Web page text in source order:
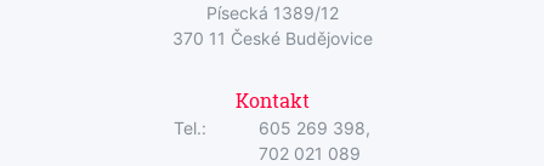
Písecká 1389/12
370 11 České Budějovice
Kontakt
Tel.:
605 269 398,
702 021 089